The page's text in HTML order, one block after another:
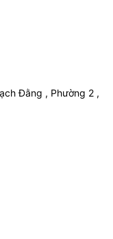
Đằng , Phường 2 ,